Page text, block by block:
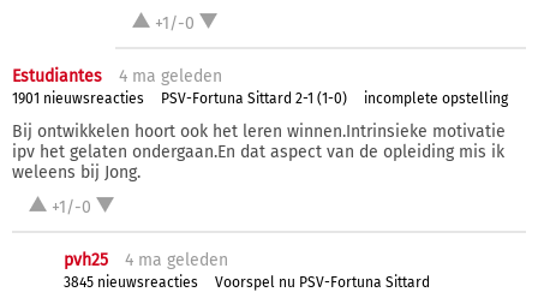
+1/-0
Estudiantes 4 ma geleden
1901 nieuwsreacties PSV-Fortuna Sittard 2-1 (1-0) incomplete opstelling
Bij ontwikkelen hoort ook het leren winnen.Intrinsieke motivatie
ipv het gelaten ondergaan.En dat aspect van de opleiding mis ik
weleens bij Jong.
+1/-0
pvh25 4 ma geleden
3845 nieuwsreacties
Voorspel nu PSV-Fortuna Sittard